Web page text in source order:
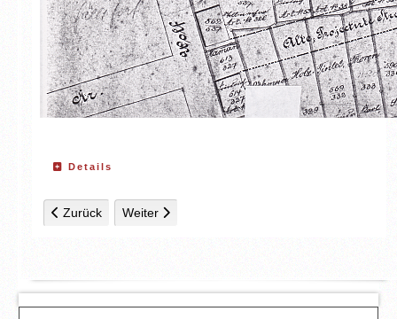
Details
Vorheriger Beitrag: Karte 2: 1880
Zurück Nächster Beitrag: Karte 4: 1945
Weiter